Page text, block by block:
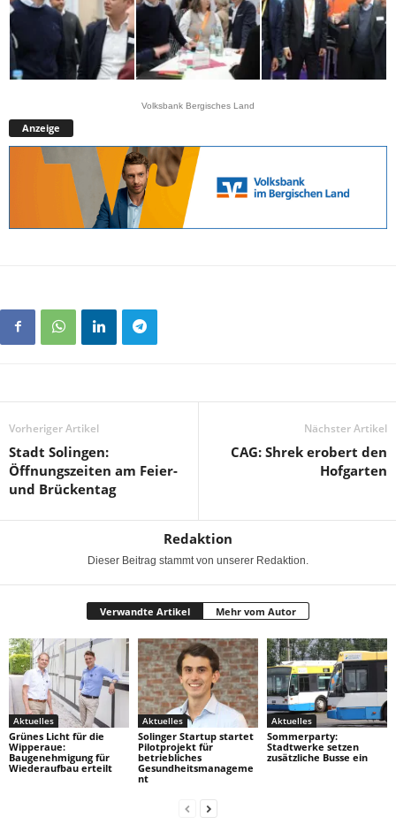
Volksbank Bergisches Land
Anzeige
Vorheriger Artikel
Stadt Solingen:
Öffnungszeiten am Feier-
und Brückentag
Nächster Artikel
CAG: Shrek erobert den
Hofgarten
Redaktion
Dieser Beitrag stammt von unserer Redaktion.
Verwandte Artikel Mehr vom Autor
Aktuelles
Grünes Licht für die
Wipperaue:
Baugenehmigung für
Wiederaufbau erteilt
Aktuelles
Solinger Startup startet
Pilotprojekt für
betriebliches
Gesundheitsmanageme
nt
Aktuelles
Sommerparty:
Stadtwerke setzen
zusätzliche Busse ein